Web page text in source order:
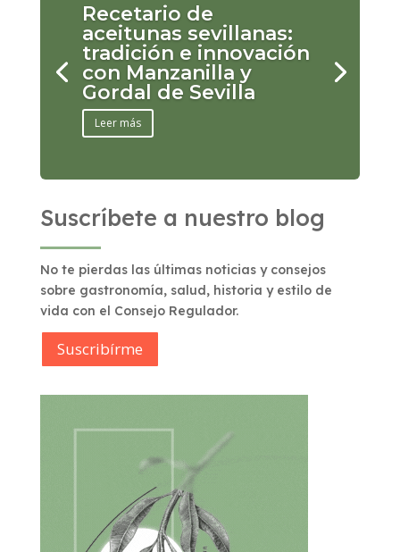
Recetario de
aceitunas sevillanas:
tradición e innovación
con Manzanilla y
Gordal de Sevilla
Leer más
Suscríbete a nuestro blog
No te pierdas las últimas noticias y consejos
sobre gastronomía, salud, historia y estilo de
vida con el Consejo Regulador.
Suscribírme